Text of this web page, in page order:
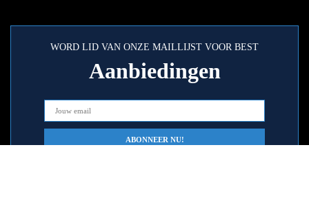
WORD LID VAN ONZE MAILLIJST VOOR BEST
Aanbiedingen